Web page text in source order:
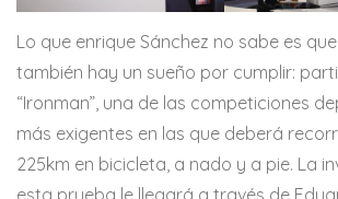
Lo que enrique Sánchez no sabe es
también hay un sueño por cumplir:
“Ironman”, una de las competiciones
más exigentes en las que deberá
225km en bicicleta, a nado y a pie. La